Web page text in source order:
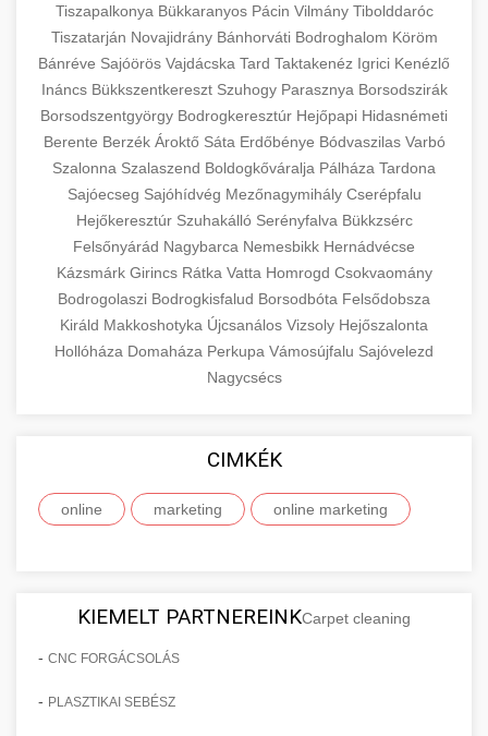
Tiszapalkonya Bükkaranyos Pácin Vilmány Tibolddaróc
Tiszatarján Novajidrány Bánhorváti Bodroghalom Köröm
Bánréve Sajóörös Vajdácska Tard Taktakenéz Igrici Kenézlő
Ináncs Bükkszentkereszt Szuhogy Parasznya Borsodszirák
Borsodszentgyörgy Bodrogkeresztúr Hejőpapi Hidasnémeti
Berente Berzék Ároktő Sáta Erdőbénye Bódvaszilas Varbó
Szalonna Szalaszend Boldogkőváralja Pálháza Tardona
Sajóecseg Sajóhídvég Mezőnagymihály Cserépfalu
Hejőkeresztúr Szuhakálló Serényfalva Bükkzsérc
Felsőnyárád Nagybarca Nemesbikk Hernádvécse
Kázsmárk Girincs Rátka Vatta Homrogd Csokvaomány
Bodrogolaszi Bodrogkisfalud Borsodbóta Felsődobsza
Királd Makkoshotyka Újcsanálos Vizsoly Hejőszalonta
Hollóháza Domaháza Perkupa Vámosújfalu Sajóvelezd
Nagycsécs
CIMKÉK
online marketing online marketing
KIEMELT PARTNEREINKCarpet cleaning
- CNC FORGÁCSOLÁS
- PLASZTIKAI SEBÉSZ